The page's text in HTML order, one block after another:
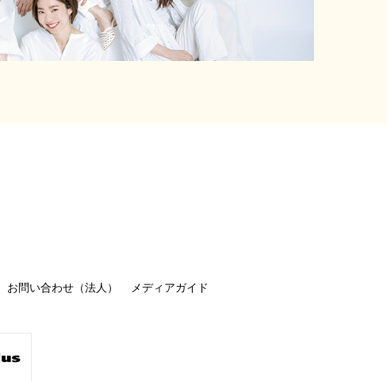
お問い合わせ（法人） メディアガイド